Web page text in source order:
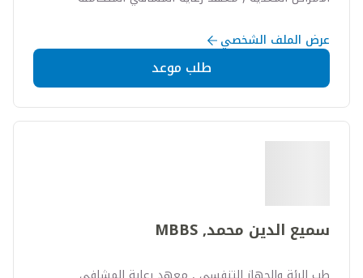
عرض الملف الشخصي
طلب موعد
سميع الدين محمد, MBBS